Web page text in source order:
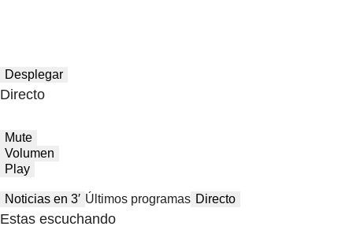
Desplegar
Directo
Mute
Volumen
Play
Noticias en 3′ Últimos programas Directo
Estas escuchando